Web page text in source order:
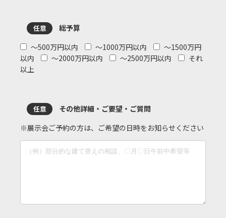
任意
総予算
～500万円以内
～1000万円以内
～1500万円
以内
～2000万円以内 ～2500万円以内
それ
以上
任意
その他詳細・ご要望・ご質問
※展示会ご予約の方は、ご希望の日時をお知らせください